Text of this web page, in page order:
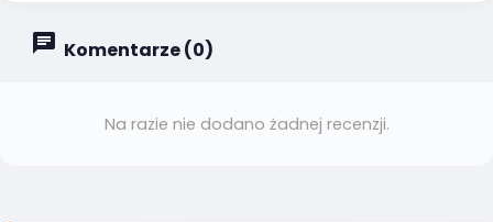
Komentarze (0)
Na razie nie dodano żadnej recenzji.